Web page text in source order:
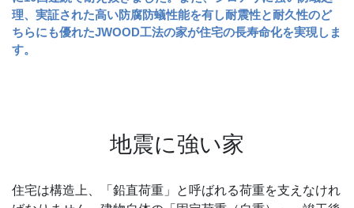
理、実証された高い防腐防蟻性能を有し耐震性と耐久性のど
ちらにも優れたJWOOD工法の家が住宅の長寿命化を実現しま
す。
地震に強い家
住宅は構造上、「鉛直荷重」と呼ばれる荷重を支えなけれ